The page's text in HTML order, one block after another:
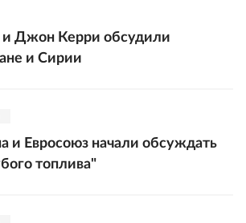
и Джон Керри обсудили
и Сирии
и Евросоюз начали обсуждать
топлива"